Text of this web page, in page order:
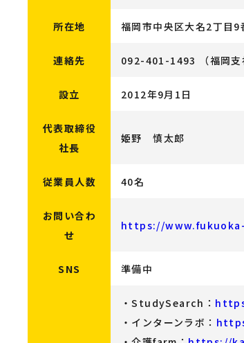
所在地 福岡市中央区大名2丁目
連絡先 092-401-1493 （福岡支
設立 2012年9月1日
代表取締役
社長
姫野 慎太郎
従業員人数 40名
お問い合わ
せ
https://
SNS 準備中
・StudySearch：
・インターンラボ：